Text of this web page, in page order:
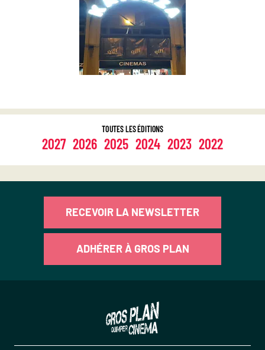
TOUTES LES ÉDITIONS
2027 2026 2025 2024 2023 2022
RECEVOIR LA NEWSLETTER
ADHÉRER À GROS PLAN